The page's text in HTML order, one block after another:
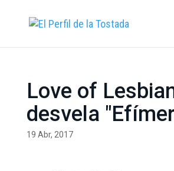
Love of
desvela
19 Abr, 2017